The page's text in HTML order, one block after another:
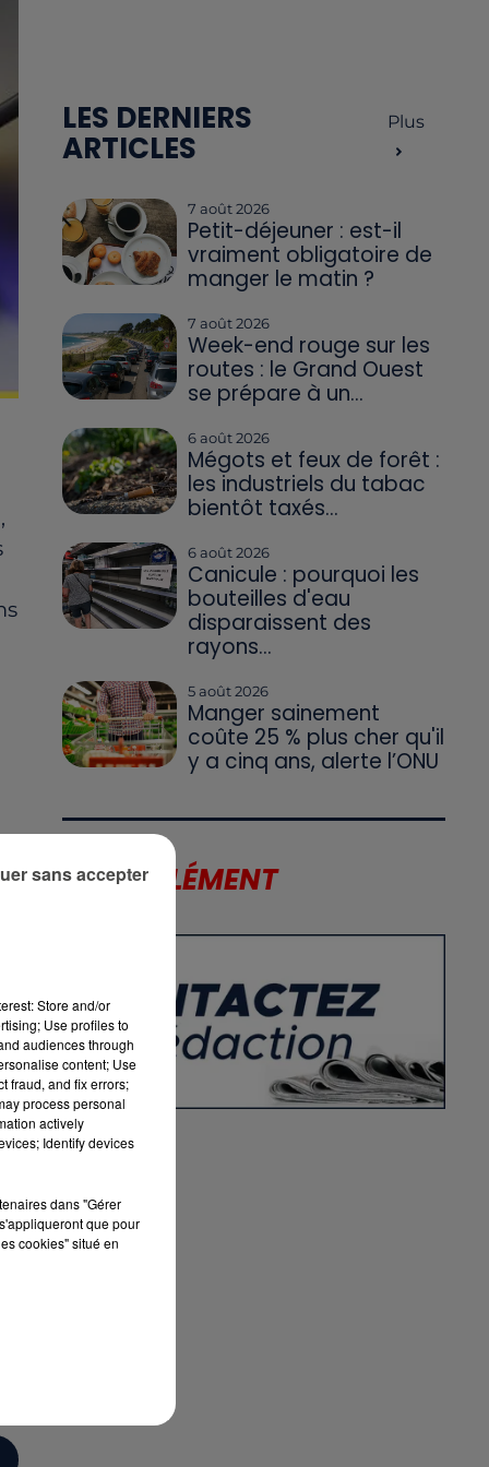
LES DERNIERS
ARTICLES
Plus
7 août 2026
Petit-déjeuner : est-il
vraiment obligatoire de
manger le matin ?
7 août 2026
Week-end rouge sur les
routes : le Grand Ouest
se prépare à un...
6 août 2026
Mégots et feux de forêt :
les industriels du tabac
bientôt taxés...
6 août 2026
Canicule : pourquoi les
bouteilles d'eau
disparaissent des
rayons...
5 août 2026
Manger sainement
coûte 25 % plus cher qu'il
y a cinq ans, alerte l’ONU
LE SUPPLÉMENT
Store and/or
Use profiles to
audiences through
content; Use
fraud, and fix errors;
process personal
actively
Identify devices
dans "Gérer
que pour
cookies" situé en
sans accepter